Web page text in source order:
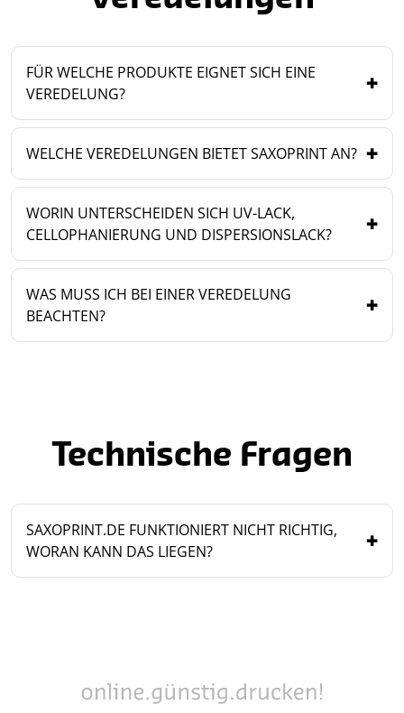
FÜR WELCHE PRODUKTE EIGNET SICH EINE
VEREDELUNG?
WELCHE VEREDELUNGEN BIETET SAXOPRINT AN?
WORIN UNTERSCHEIDEN SICH UV-LACK,
CELLOPHANIERUNG UND DISPERSIONSLACK?
WAS MUSS ICH BEI EINER VEREDELUNG
BEACHTEN?
Technische Fragen
SAXOPRINT.DE FUNKTIONIERT NICHT RICHTIG,
WORAN KANN DAS LIEGEN?